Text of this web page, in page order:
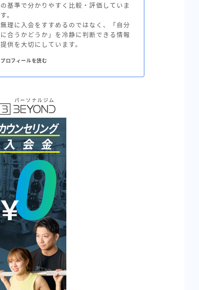
の基準で分かりやすく比較・評価していま
す。
無理に入会をすすめるのではなく、「自分
に合うかどうか」を冷静に判断できる情報
提供を大切にしています。
プロフィールを読む